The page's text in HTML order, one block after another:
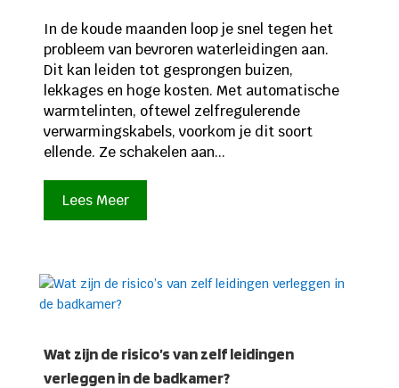
In de koude maanden loop je snel tegen het
probleem van bevroren waterleidingen aan.
Dit kan leiden tot gesprongen buizen,
lekkages en hoge kosten. Met automatische
warmtelinten, oftewel zelfregulerende
verwarmingskabels, voorkom je dit soort
ellende. Ze schakelen aan...
Lees Meer
Wat zijn de risico’s van zelf leidingen
verleggen in de badkamer?